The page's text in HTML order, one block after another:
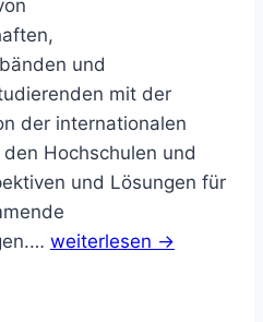
und
mit der
der internationalen
Hochschulen und
und Lösungen für
weiterlesen →